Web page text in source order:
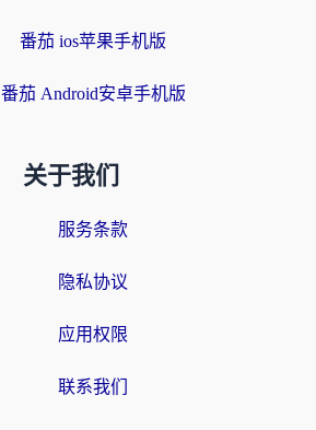
番茄 ios苹果手机版
番茄 Android安卓手机版
关于我们
服务条款
隐私协议
应用权限
联系我们